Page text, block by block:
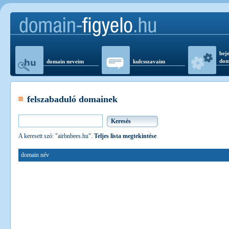
domain neveim kulcsszavaim
felszabaduló domainek
A keresett szó: "airbnbees.hu". Teljes lista megtekintése
domain név